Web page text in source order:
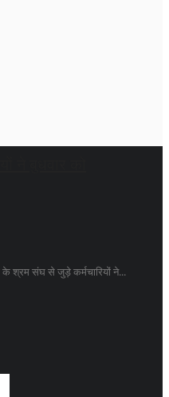
श्रम संघ से जुड़े कर्मचारियों ने...